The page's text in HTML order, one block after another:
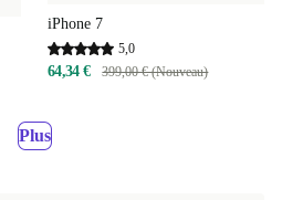
iPhone 7
5,0
64,34 € 399,00 € (Nouveau)
Plus